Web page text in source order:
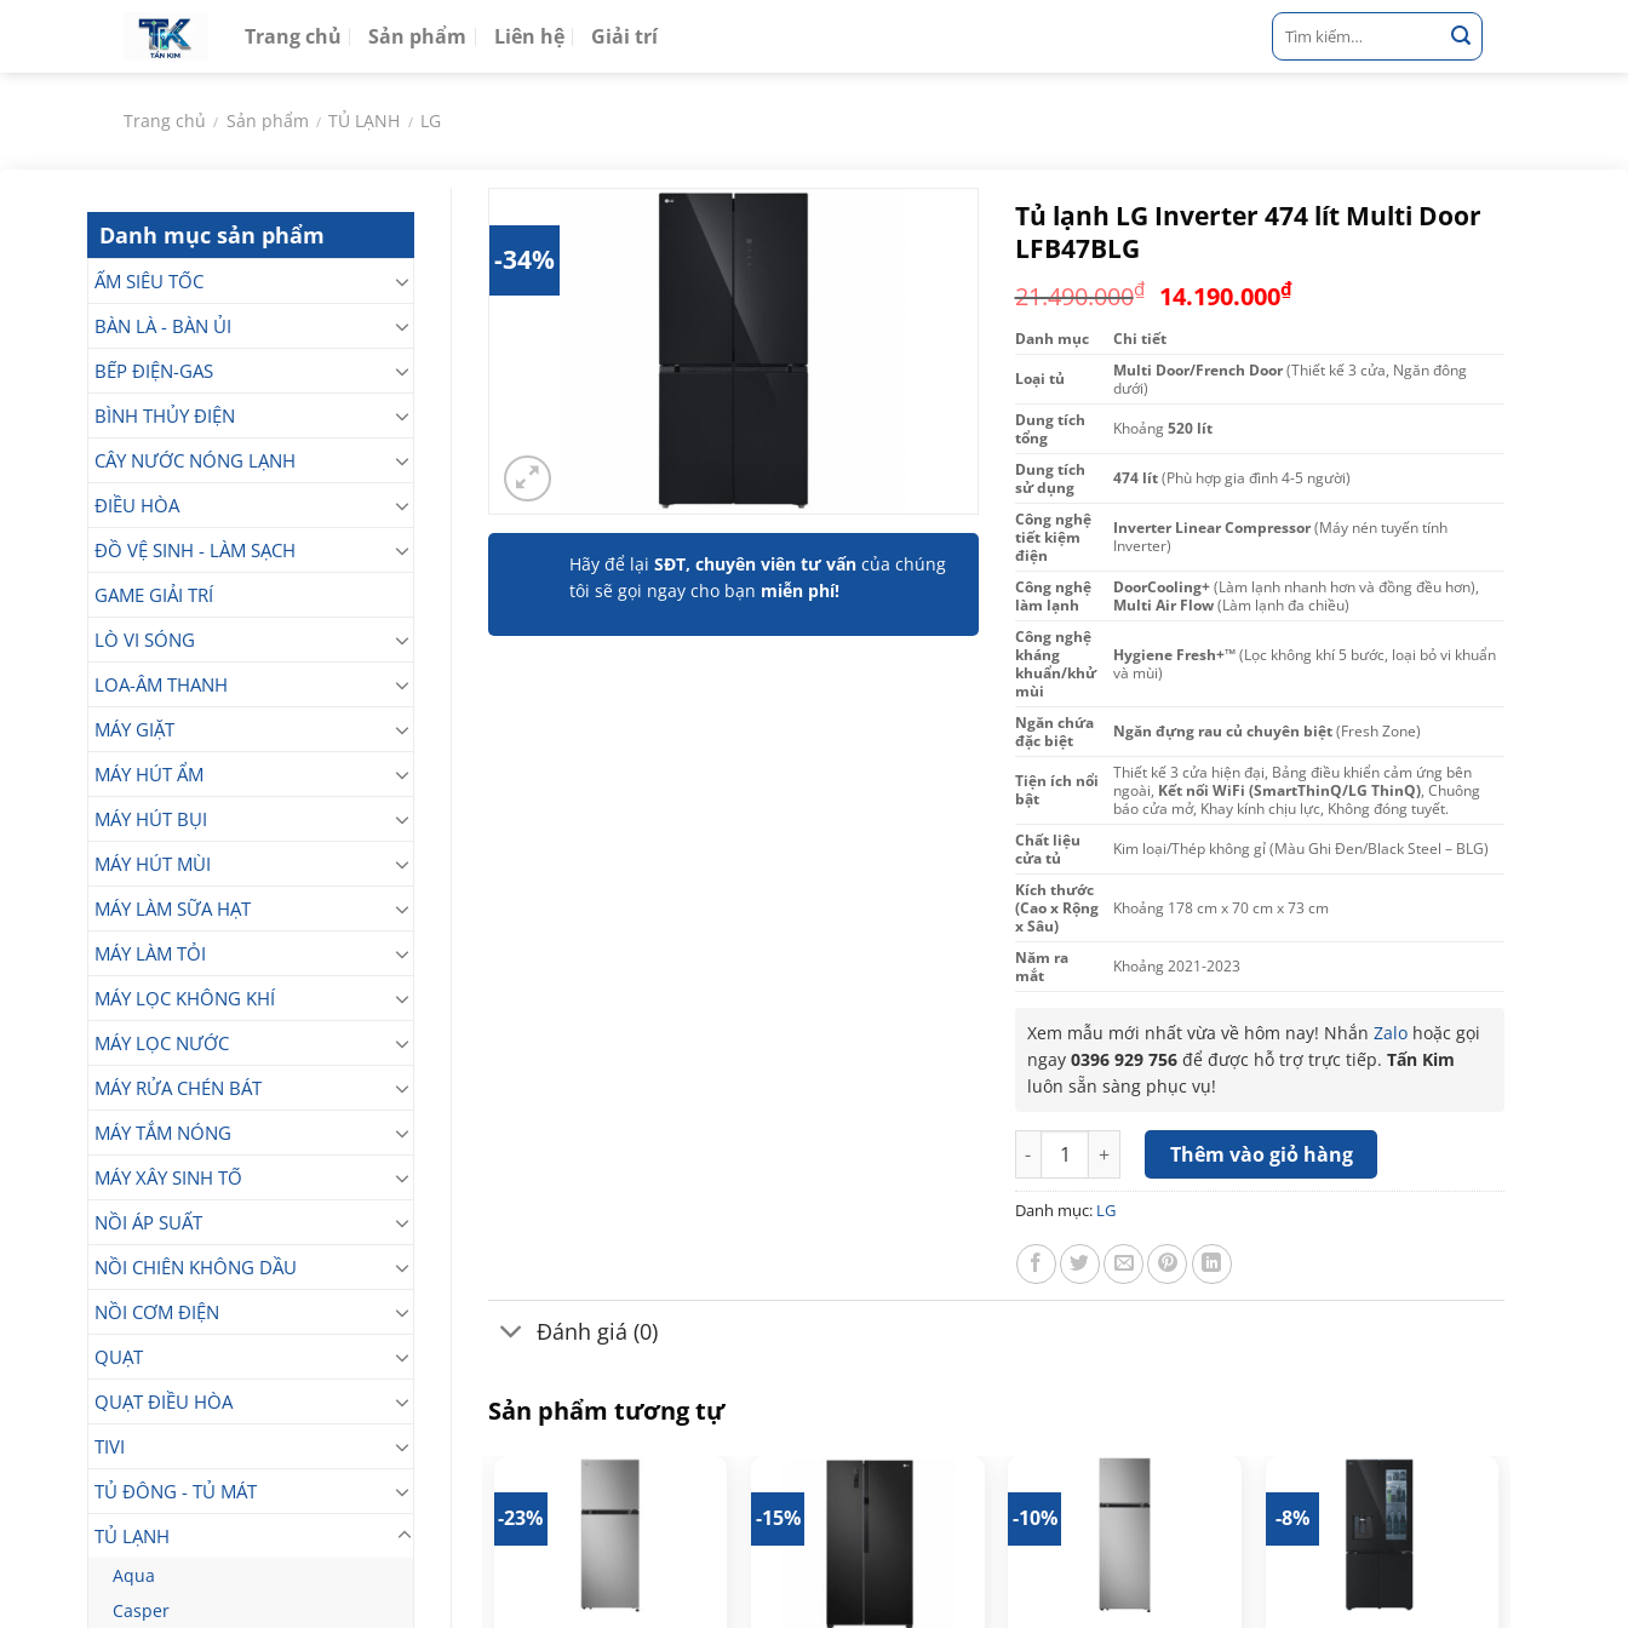
Trang chủ Sản phẩm Liên hệ Giải trí
Tìm
kiếm:
Trang chủ / Sản phẩm / TỦ LẠNH / LG
Danh mục sản phẩm
ẤM SIÊU TỐC
BÀN LÀ - BÀN ỦI
BẾP ĐIỆN-GAS
BÌNH THỦY ĐIỆN
CÂY NƯỚC NÓNG LẠNH
ĐIỀU HÒA
ĐỒ VỆ SINH - LÀM SẠCH
GAME GIẢI TRÍ
LÒ VI SÓNG
LOA-ÂM THANH
MÁY GIẶT
MÁY HÚT ẨM
MÁY HÚT BỤI
MÁY HÚT MÙI
MÁY LÀM SỮA HẠT
MÁY LÀM TỎI
MÁY LỌC KHÔNG KHÍ
MÁY LỌC NƯỚC
MÁY RỬA CHÉN BÁT
MÁY TẮM NÓNG
MÁY XÂY SINH TỐ
NỒI ÁP SUẤT
NỒI CHIÊN KHÔNG DẦU
NỒI CƠM ĐIỆN
QUẠT
QUẠT ĐIỀU HÒA
TIVI
TỦ ĐÔNG - TỦ MÁT
TỦ LẠNH
Aqua
Casper
-34%
Hãy để lại SĐT, chuyên viên tư vấn của chúng
tôi sẽ gọi ngay cho bạn miễn phí!
Tủ lạnh LG Inverter 474 lít Multi Door
LFB47BLG
21.490.000₫ Giá
gốc
là:
21.490.000₫.
14.190.000₫Giá
là:
Danh mục Chi tiết
Loại tủ Multi Door/French Door(Thiết kế 3 cửa, Ngăn đông
dưới)
Dung tích
tổng
Khoảng520 lít
Dung tích
sử dụng
474 lít(Phù hợp gia đình 4-5 người)
Công nghệ
tiết kiệm
điện
Inverter Linear Compressor(Máy nén tuyến tính
Inverter)
Công nghệ
làm lạnh
DoorCooling+(Làm lạnh nhanh hơn và đồng đều hơn),
Multi Air Flow(Làm lạnh đa chiều)
Công nghệ
kháng
khuẩn/khử
mùi
Hygiene Fresh+™(Lọc không khí 5 bước, loại bỏ vi khuẩn
và mùi)
Ngăn chứa
đặc biệt
Ngăn đựng rau củ chuyên biệt(Fresh Zone)
Tiện ích nổi
bật
Thiết kế 3 cửa hiện đại, Bảng điều khiển cảm ứng bên
ngoài, Kết nối WiFi (SmartThinQ/LG ThinQ) , Chuông
báo cửa mở, Khay kính chịu lực, Không đóng tuyết.
Chất liệu
cửa tủ
Kim loại/Thép không gỉ (Màu Ghi Đen/Black Steel – BLG)
Kích thước
(Cao x Rộng
x Sâu)
Khoảng 178 cm x 70 cm x 73 cm
Năm ra
mắt
Khoảng 2021-2023
Xem mẫu mới nhất vừa về hôm nay! Nhắn Zalohoặc gọi
ngay 0396 929 756để được hỗ trợ trực tiếp. Tấn Kim
luôn sẵn sàng phục vụ!
Tủ lạnh LG Inverter 474 lít Multi Door LFB47BLG số lượng
Thêm vào giỏ hàng
Danh mục: LG
Đánh giá (0)
Sản phẩm tương tự
-23% -15% -10% -8%